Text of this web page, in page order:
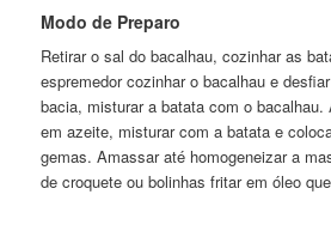
Modo de Preparo
Retirar o sal do bacalhau, cozinhar as
espremedor cozinhar o bacalhau e
bacia, misturar a batata com o bacalhau.
em azeite, misturar com a batata e
gemas. Amassar até homogeneizar a
de croquete ou bolinhas fritar em óleo